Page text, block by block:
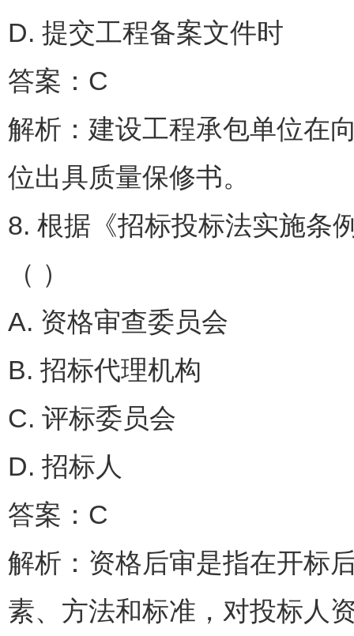
D. 提交工程备案文件时
答案：C
解析：建设工程承包单位在
位出具质量保修书。
8. 根据《招标投标法实施条
（ ）
A. 资格审查委员会
B. 招标代理机构
C. 评标委员会
D. 招标人
答案：C
解析：资格后审是指在开标
素、方法和标准，对投标人